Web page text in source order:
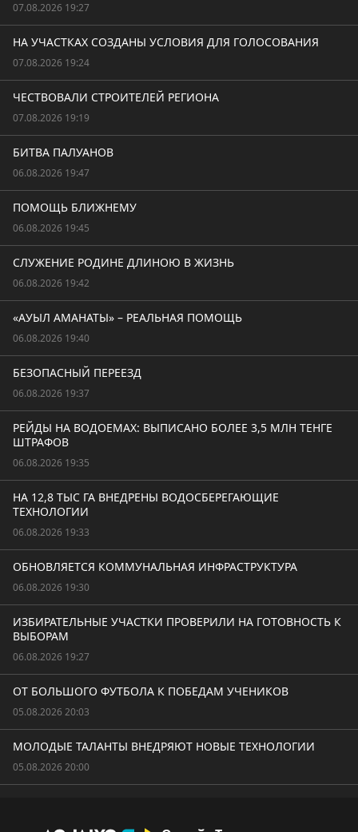
07.08.2026 19:27
НА УЧАСТКАХ СОЗДАНЫ УСЛОВИЯ ДЛЯ ГОЛОСОВАНИЯ
07.08.2026 19:24
ЧЕСТВОВАЛИ СТРОИТЕЛЕЙ РЕГИОНА
07.08.2026 19:19
БИТВА ПАЛУАНОВ
06.08.2026 19:47
ПОМОЩЬ БЛИЖНЕМУ
06.08.2026 19:45
СЛУЖЕНИЕ РОДИНЕ ДЛИНОЮ В ЖИЗНЬ
06.08.2026 19:42
«АУЫЛ АМАНАТЫ» – РЕАЛЬНАЯ ПОМОЩЬ
06.08.2026 19:40
БЕЗОПАСНЫЙ ПЕРЕЕЗД
06.08.2026 19:37
РЕЙДЫ НА ВОДОЕМАХ: ВЫПИСАНО БОЛЕЕ 3,5 МЛН ТЕНГЕ
ШТРАФОВ
06.08.2026 19:35
НА 12,8 ТЫС ГА ВНЕДРЕНЫ ВОДОСБЕРЕГАЮЩИЕ
ТЕХНОЛОГИИ
06.08.2026 19:33
ОБНОВЛЯЕТСЯ КОММУНАЛЬНАЯ ИНФРАСТРУКТУРА
06.08.2026 19:30
ИЗБИРАТЕЛЬНЫЕ УЧАСТКИ ПРОВЕРИЛИ НА ГОТОВНОСТЬ К
ВЫБОРАМ
06.08.2026 19:27
ОТ БОЛЬШОГО ФУТБОЛА К ПОБЕДАМ УЧЕНИКОВ
05.08.2026 20:03
МОЛОДЫЕ ТАЛАНТЫ ВНЕДРЯЮТ НОВЫЕ ТЕХНОЛОГИИ
05.08.2026 20:00